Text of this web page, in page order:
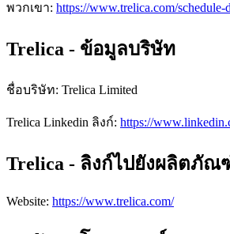
พวกเขา: https://www.trelica.com/schedule-
Trelica - ข้อมูลบริษัท
ชื่อบริษัท: Trelica Limited
Trelica Linkedin ลิงก์: https://
Trelica - ลิงก์ไปยังผลิตภัณ
Website: https://www.trelica.com/